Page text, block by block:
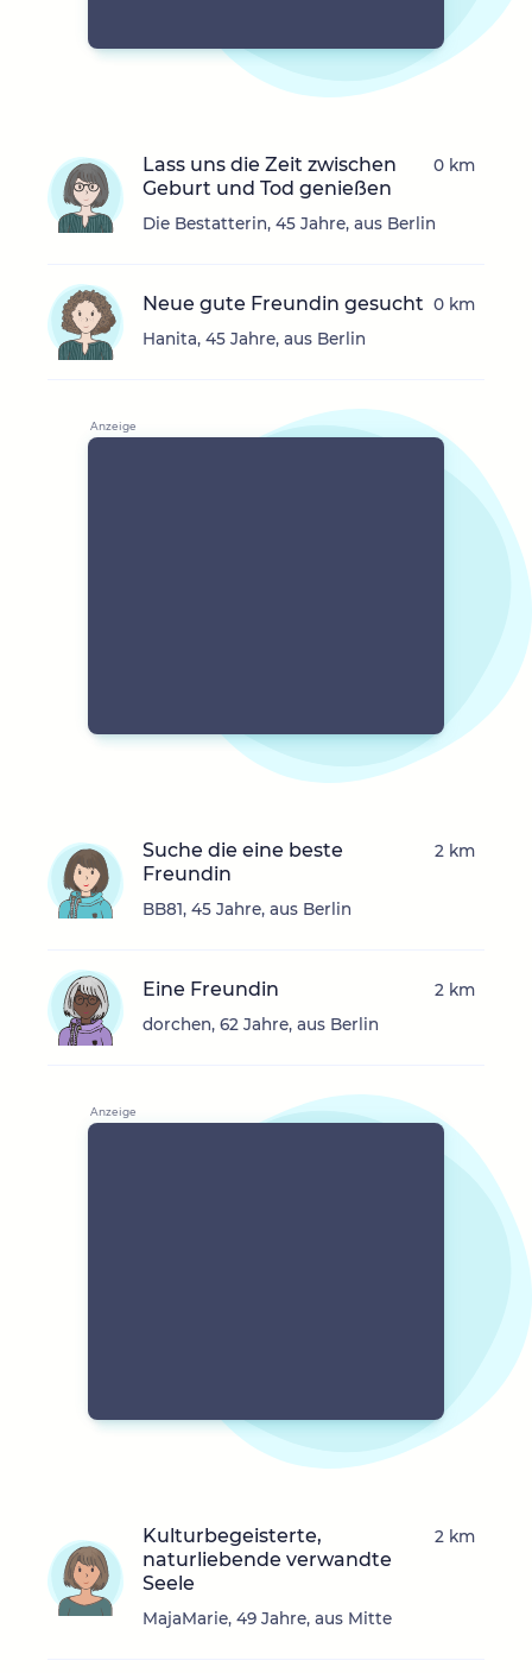
Lass uns die Zeit zwischen
Geburt und Tod genießen
Die Bestatterin, 45 Jahre, aus Berlin
0 km
Neue gute Freundin gesucht
Hanita, 45 Jahre, aus Berlin
0 km
Suche die eine beste
Freundin
BB81, 45 Jahre, aus Berlin
2 km
Eine Freundin
dorchen, 62 Jahre, aus Berlin
2 km
Kulturbegeisterte,
naturliebende verwandte
Seele
MajaMarie, 49 Jahre, aus Mitte
2 km